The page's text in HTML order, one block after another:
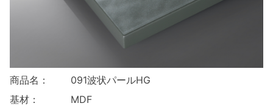
商品名：
091波状パールHG
基材：
MDF